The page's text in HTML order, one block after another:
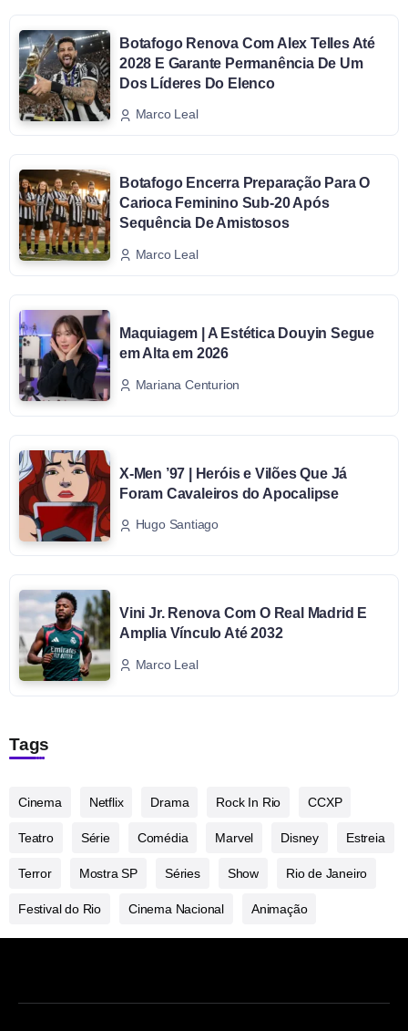
Botafogo Renova Com Alex Telles Até
2028 E Garante Permanência De Um
Dos Líderes Do Elenco
Marco Leal
Botafogo Encerra Preparação Para O
Carioca Feminino Sub-20 Após
Sequência De Amistosos
Marco Leal
Maquiagem | A Estética Douyin Segue
em Alta em 2026
Mariana Centurion
X-Men ’97 | Heróis e Vilões Que Já
Foram Cavaleiros do Apocalipse
Hugo Santiago
Vini Jr. Renova Com O Real Madrid E
Amplia Vínculo Até 2032
Marco Leal
Tags
Cinema Netflix Drama Rock In Rio CCXP
Teatro Série Comédia Marvel Disney Estreia
Terror Mostra SP Séries Show Rio de Janeiro
Festival do Rio Cinema Nacional Animação